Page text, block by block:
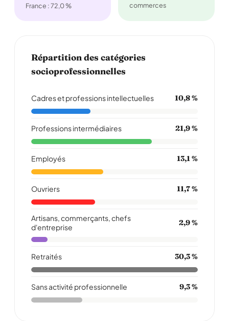
France : 72,0 %
commerces
Répartition des catégories
socioprofessionnelles
Cadres et professions intellectuelles 10,8 %
Professions intermédiaires 21,9 %
Employés 13,1 %
Ouvriers 11,7 %
Artisans, commerçants, chefs
d'entreprise
2,9 %
Retraités 30,3 %
Sans activité professionnelle 9,3 %